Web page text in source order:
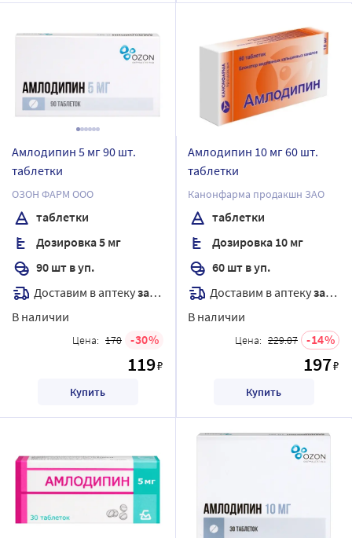
Амлодипин 5 мг 90 шт.
таблетки
ОЗОН ФАРМ ООО
таблетки
Дозировка 5 мг
90 шт в уп.
Доставим в аптекузавтра
В наличии
Цена: 170 30
119₽
Купить
Амлодипин 10 мг 60 шт.
таблетки
Канонфарма продакшн ЗАО
таблетки
Дозировка 10 мг
60 шт в уп.
Доставим в аптекузавтра
В наличии
Цена: 229.07 14
197₽
Купить